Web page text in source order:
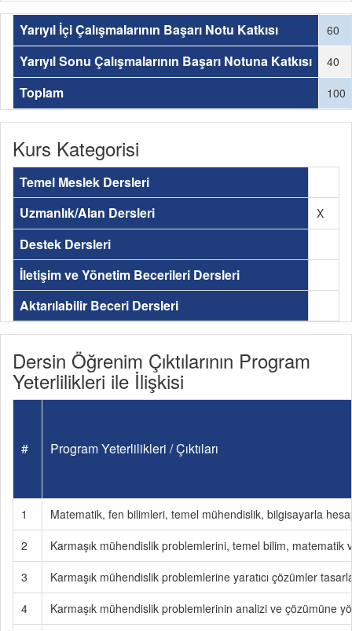
Yarıyıl İçi Çalışmalarının Başarı Notu Katkısı 60
Yarıyıl Sonu Çalışmalarının Başarı Notuna Katkısı 40
Toplam 100
Kurs Kategorisi
Temel Meslek Dersleri
Uzmanlık/Alan Dersleri
X
Destek Dersleri
İletişim ve Yönetim Becerileri Dersleri
Aktarılabilir Beceri Dersleri
Dersin Öğrenim Çıktılarının Program
Yeterlilikleri ile İlişkisi
# Program Yeterlilikleri / Çıktıları
1
Matematik, fen bilimleri, temel mühendislik, bilgisayarla
2
Karmaşık mühendislik problemlerini, temel bilim, matematik
3
Karmaşık mühendislik problemlerine yaratıcı çözümler
4
Karmaşık mühendislik problemlerinin analizi ve çözümüne